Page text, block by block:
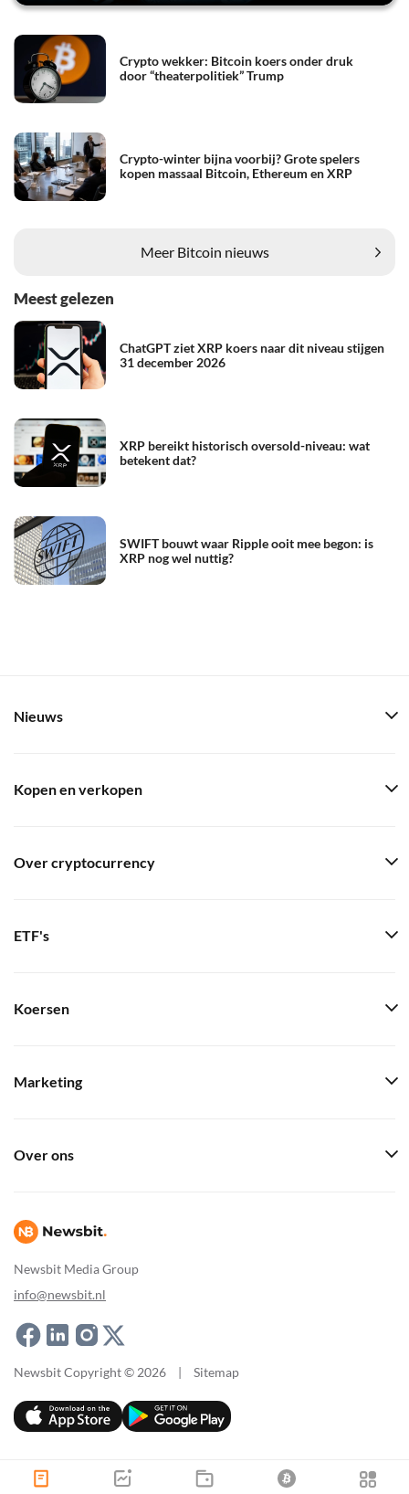
Crypto wekker: Bitcoin koers onder druk
door “theaterpolitiek” Trump
Crypto-winter bijna voorbij? Grote spelers
kopen massaal Bitcoin, Ethereum en XRP
Meer Bitcoin nieuws
Meest gelezen
ChatGPT ziet XRP koers naar dit niveau stijgen
31 december 2026
XRP bereikt historisch oversold-niveau: wat
betekent dat?
SWIFT bouwt waar Ripple ooit mee begon: is
XRP nog wel nuttig?
Newsbit Media Group
info@newsbit.nl
Nieuws
Kopen en verkopen
Over cryptocurrency
ETF's
Koersen
Marketing
Over ons
Newsbit Copyright © 2026 | Sitemap